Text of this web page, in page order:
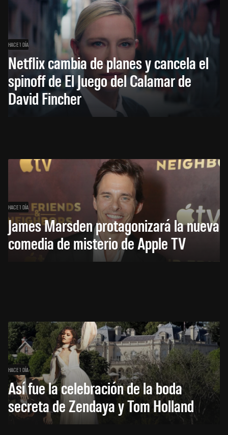
HACE 1 DÍA
Netflix cambia de planes y cancela el
spinoff de El Juego del Calamar de
David Fincher
HACE 1 DÍA
James Marsden protagonizará la nueva
comedia de misterio de Apple TV
HACE 1 DÍA
Así fue la celebración de la boda
secreta de Zendaya y Tom Holland